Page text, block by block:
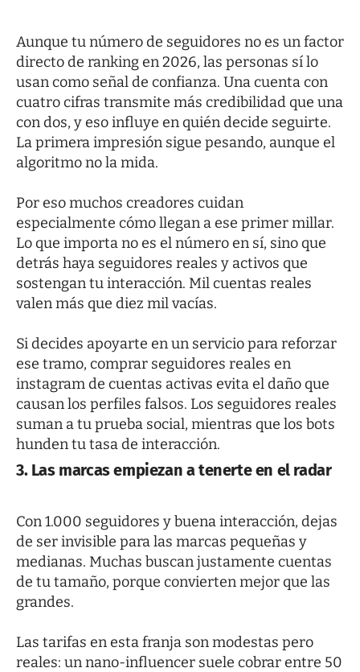
Aunque tu número de seguidores no es un factor
directo de ranking en 2026, las personas sí lo
usan como señal de confianza. Una cuenta con
cuatro cifras transmite más credibilidad que una
con dos, y eso influye en quién decide seguirte.
La primera impresión sigue pesando, aunque el
algoritmo no la mida.
Por eso muchos creadores cuidan
especialmente cómo llegan a ese primer millar.
Lo que importa no es el número en sí, sino que
detrás haya seguidores reales y activos que
sostengan tu interacción. Mil cuentas reales
valen más que diez mil vacías.
Si decides apoyarte en un servicio para reforzar
ese tramo, comprar seguidores reales en
instagramde cuentas activas evita el daño que
causan los perfiles falsos. Los seguidores reales
suman a tu prueba social, mientras que los bots
hunden tu tasa de interacción.
3. Las marcas empiezan a tenerte en el radar
Con 1.000 seguidores y buena interacción, dejas
de ser invisible para las marcas pequeñas y
medianas. Muchas buscan justamente cuentas
de tu tamaño, porque convierten mejor que las
grandes.
Las tarifas en esta franja son modestas pero
reales: un nano-influencer suele cobrar entre 50